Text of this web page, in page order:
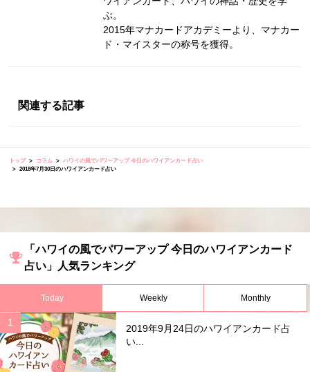
ぶ。
2015年マナカードアカデミーより、マナカー
ド・マイスターの称号を獲得。
関連する記事
トップ コラム
ハワイの風でパワーアップ 今日のハワイアンカード占い
2018年7月30日のハワイアンカード占い
「ハワイの風でパワーアップ 今日のハワイアンカード
占い」人気ランキング
Today Weekly Monthly
2019年9月24日のハワイアンカード占
い...